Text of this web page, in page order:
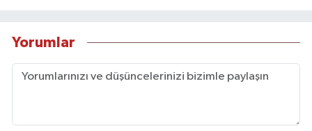
Yorumlar